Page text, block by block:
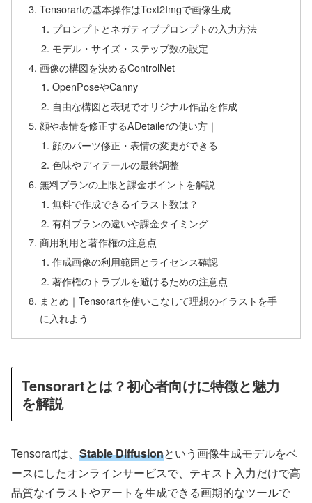
Tensorartの基本操作はText2Imgで画像生成
プロンプトとネガティブプロンプトの入力方法
モデル・サイズ・ステップ数の設定
画像の構図を決めるControlNet
OpenPoseやCanny
自由な構図と表現でオリジナル作品を作成
顔や表情を修正するADetailerの使い方｜
顔のパーツ修正・表情の変更ができる
色味やディテールの最終調整
無料プランの上限と課金ポイントを解説
無料で作成できるイラスト数は？
有料プランの違いや課金タイミング
商用利用と著作権の注意点
作成画像の利用範囲とライセンス確認
著作権のトラブルを避けるための注意点
まとめ｜Tensorartを使いこなして理想のイラストを手
に入れよう
Tensorartとは？初心者向けに特徴と魅力
を解説
Tensorartは、 Stable Diffusionという画像生成モデルをベ
ースにしたオンラインサービスで、テキスト入力だけで高
品質なイラストやアートを生成できる画期的なツールで